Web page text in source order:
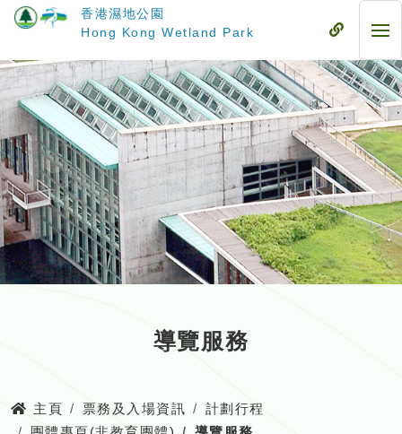
要
內
容
香港濕地公園
Hong Kong Wetland Park
流
式
目
錄
流
動
式
目
錄
導覽服務
主頁 票務及入場資訊
計劃行程